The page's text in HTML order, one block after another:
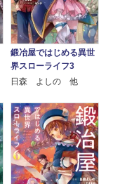
鍛冶屋ではじめる異世
界スローライフ3
日森 よしの 他